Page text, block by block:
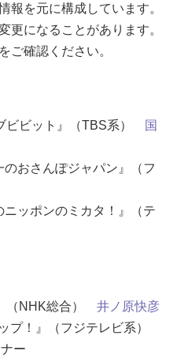
を元に構成しています。
になることがあります。
ご確認ください。
ビビット』（TBS系）
国
おさんぽジャパン』（フ
ッポンのミカタ！』（テ
（NHK総合） 井ノ原快彦
プ！』（フジテレビ系）
ー